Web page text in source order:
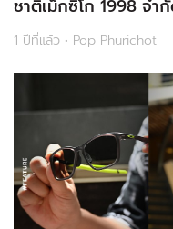
ชาติเม็กซิโก 1998 จำ
1 ปีที่แล้ว • Pop Phurichot